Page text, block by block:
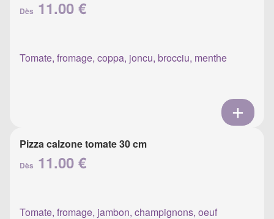
Dès 11.00 €
Tomate, fromage, coppa, joncu, brocciu, menthe
Pizza calzone tomate 30 cm
Dès 11.00 €
Tomate, fromage, jambon, champignons, oeuf